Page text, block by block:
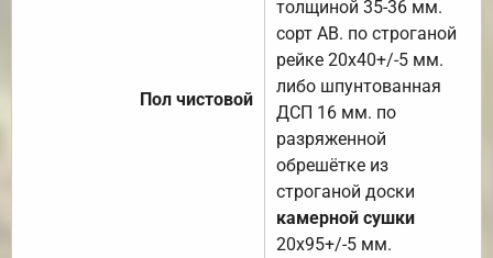
Пол чистовой
толщиной 35-36 мм.
сорт АВ. по строганой
рейке 20х40+/-5 мм.
либо шпунтованная
ДСП 16 мм. по
разряженной
обрешётке из
строганой доски
камерной сушки
20х95+/-5 мм.